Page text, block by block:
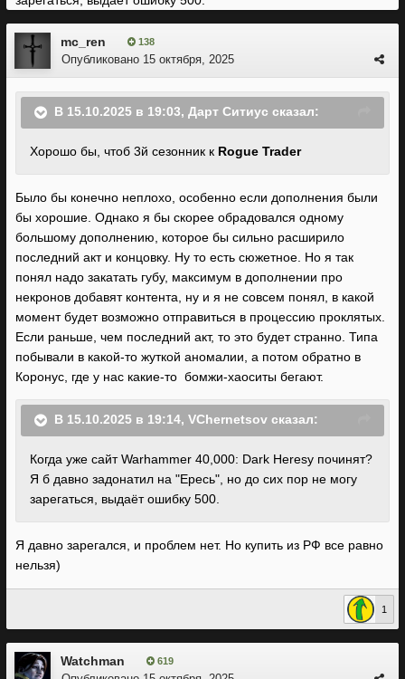
mc_ren 138
Опубликовано 15 октября, 2025
В 15.10.2025 в 19:03, Дарт Ситиус сказал:
Хорошо бы, чтоб 3й сезонник к Rogue Trader
Было бы конечно неплохо, особенно если дополнения были
бы хорошие. Однако я бы скорее обрадовался одному
большому дополнению, которое бы сильно расширило
последний акт и концовку. Ну то есть сюжетное. Но я так
понял надо закатать губу, максимум в дополнении про
некронов добавят контента, ну и я не совсем понял, в какой
момент будет возможно отправиться в процессию проклятых.
Если раньше, чем последний акт, то это будет странно. Типа
побывали в какой-то жуткой аномалии, а потом обратно в
Коронус, где у нас какие-то бомжи-хаоситы бегают.
В 15.10.2025 в 19:14, VChernetsov сказал:
Когда уже сайт Warhammer 40,000: Dark Heresy починят?
Я б давно задонатил на "Ересь", но до сих пор не могу
зарегаться, выдаёт ошибку 500.
Я давно зарегался, и проблем нет. Но купить из РФ все равно
нельзя)
1
Watchman 619